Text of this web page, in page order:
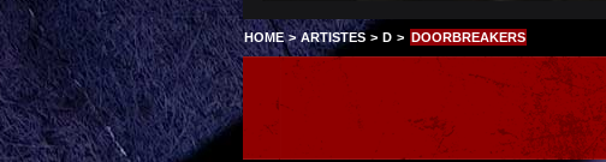
HOME>ARTISTES > D > DOORBREAKERS